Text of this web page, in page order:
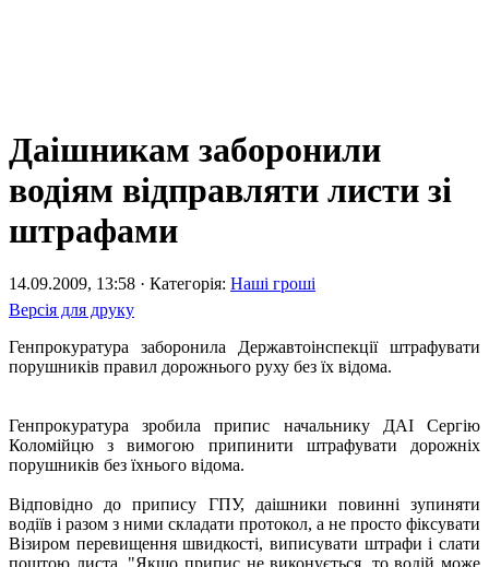
Даішникам заборонили
водіям відправляти листи зі
штрафами
14.09.2009, 13:58 · Категорія: Наші гроші
Версія для друку
Генпрокуратура заборонила Державтоінспекції штрафувати
порушників правил дорожнього руху без їх відома.
Генпрокуратура зробила припис начальнику ДАІ Сергію
Коломійцю з вимогою припинити штрафувати дорожніх
порушників без їхнього відома.
Відповідно до припису ГПУ, даішники повинні зупиняти
водіїв і разом з ними складати протокол, а не просто фіксувати
Візиром перевищення швидкості, виписувати штрафи і слати
поштою листа. "Якщо припис не виконується, то водій може